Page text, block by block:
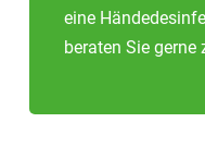
eine
beraten Sie